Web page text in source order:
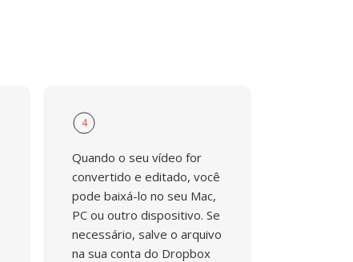
4
Quando o seu vídeo for
convertido e editado, você
pode baixá-lo no seu Mac,
PC ou outro dispositivo. Se
necessário, salve o arquivo
na sua conta do Dropbox